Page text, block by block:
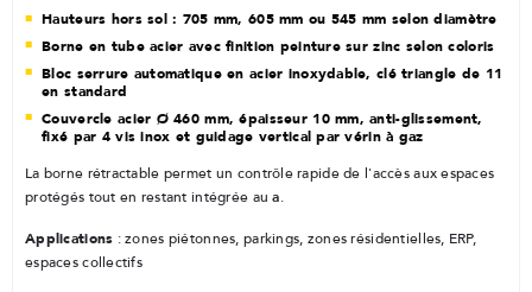
Hauteurs hors sol : 705 mm, 605 mm ou 545 mm selon diamètre
Borne en tube acier avec finition peinture sur zinc selon coloris
Bloc serrure automatique en acier inoxydable, clé triangle de 11
en standard
Couvercle acier Ø 460 mm, épaisseur 10 mm, anti-glissement,
fixé par 4 vis inox et guidage vertical par vérin à gaz
La borne rétractable permet un contrôle rapide de l'accès aux espaces
protégés tout en restant intégrée aua
Applications : zones piétonnes, parkings, zones résidentielles, ERP,
espaces collectifs